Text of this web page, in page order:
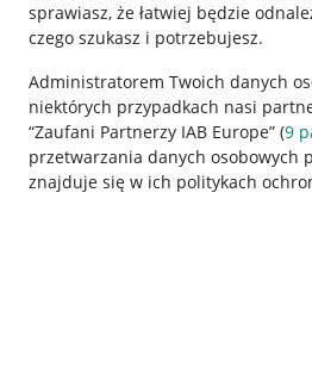
sprawiasz, że łatwiej będzie
czego szukasz i potrzebujesz.
Administratorem Twoich danych
niektórych przypadkach nasi
“Zaufani Partnerzy IAB Europe” (9
przetwarzania danych osobowych
znajduje się w ich politykach
Przydatne informacje
Jak to działa
Napisz do nas
Allegro Gadane dla